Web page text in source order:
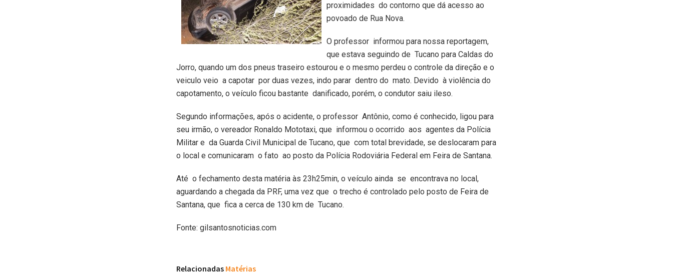
proximidades do contorno que dá acesso ao
povoado de Rua Nova.
O professor informou para nossa reportagem,
que estava seguindo de Tucano para Caldas do
Jorro, quando um dos pneus traseiro estourou e o mesmo perdeu o controle da direção e o
veiculo veio a capotar por duas vezes, indo parar dentro do mato. Devido à violência do
capotamento, o veículo ficou bastante danificado, porém, o condutor saiu ileso.
Segundo informações, após o acidente, o professor Antônio, como é conhecido, ligou para
seu irmão, o vereador Ronaldo Mototaxi, que informou o ocorrido aos agentes da Polícia
Militar e da Guarda Civil Municipal de Tucano, que com total brevidade, se deslocaram para
o local e comunicaram o fato ao posto da Polícia Rodoviária Federal em Feira de Santana.
Até o fechamento desta matéria às 23h25min, o veículo ainda se encontrava no local,
aguardando a chegada da PRF, uma vez que o trecho é controlado pelo posto de Feira de
Santana, que fica a cerca de 130 km de Tucano.
Fonte: gilsantosnoticias.com
Relacionadas Matérias